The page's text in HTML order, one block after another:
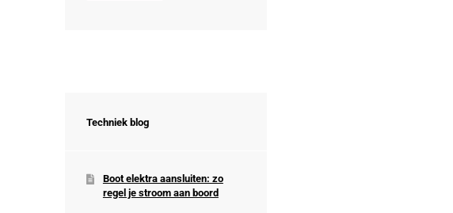
Techniek blog
Boot elektra aansluiten: zo
regel je stroom aan boord